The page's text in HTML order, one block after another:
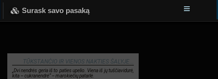
Surask savo pasaką
TŪKSTANČIO IR VIENOS NAKTIES ŠALYJE...
„Dvi nendrės geria iš to paties upelio. Viena iš jų tuščiavidurė,
kita – cukranendrė“ – marokiečių patarlė.